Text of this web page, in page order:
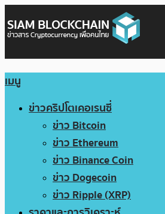
เมนู
ข่าวคริปโตเคอเรนซี่
ข่าว Bitcoin
ข่าว Ethereum
ข่าว Binance Coin
ข่าว Dogecoin
ข่าว Ripple (XRP)